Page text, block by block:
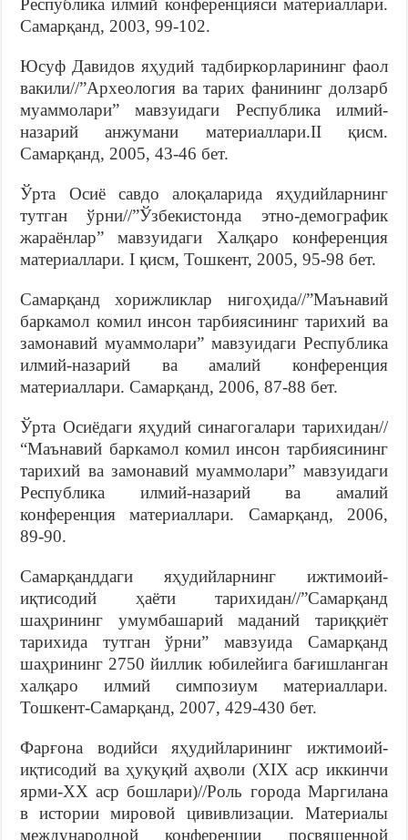
Республика илмий конференцияси материаллари.
Самарқанд, 2003, 99-102.
Юсуф Давидов яҳудий тадбиркорларининг фаол
вакили//”Археология ва тарих фанининг долзарб
муаммолари” мавзуидаги Республика илмий-
назарий анжумани материаллари.II қисм.
Самарқанд, 2005, 43-46 бет.
Ўрта Осиё савдо алоқаларида яҳудийларнинг
тутган ўрни//”Ўзбекистонда этно-демографик
жараёнлар” мавзуидаги Халқаро конференция
материаллари. I қисм, Тошкент, 2005, 95-98 бет.
Самарқанд хорижликлар нигоҳида//”Маънавий
баркамол комил инсон тарбиясининг тарихий ва
замонавий муаммолари” мавзуидаги Республика
илмий-назарий ва амалий конференция
материаллари. Самарқанд, 2006, 87-88 бет.
Ўрта Осиёдаги яҳудий синагогалари тарихидан//
“Маънавий баркамол комил инсон тарбиясининг
тарихий ва замонавий муаммолари” мавзуидаги
Республика илмий-назарий ва амалий
конференция материаллари. Самарқанд, 2006,
89-90.
Самарқанддаги яҳудийларнинг ижтимоий-
иқтисодий ҳаёти тарихидан//”Самарқанд
шаҳрининг умумбашарий маданий тариққиёт
тарихида тутган ўрни” мавзуида Самарқанд
шаҳрининг 2750 йиллик юбилейига бағишланган
халқаро илмий симпозиум материаллари.
Тошкент-Самарқанд, 2007, 429-430 бет.
Фарғона водийси яҳудийларининг ижтимоий-
иқтисодий ва ҳуқуқий аҳволи (XIX аср иккинчи
ярми-XX аср бошлари)//Роль города Маргилана
в истории мировой цививлизации. Материалы
международной конференции посвященной